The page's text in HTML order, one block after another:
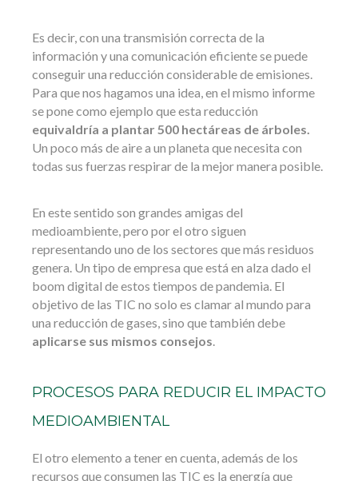
Es decir, con una transmisión correcta de la
información y una comunicación eficiente se puede
conseguir una reducción considerable de emisiones.
Para que nos hagamos una idea, en el mismo informe
se pone como ejemplo que esta reducción
equivaldría a plantar 500 hectáreas de árboles.
Un poco más de aire a un planeta que necesita con
todas sus fuerzas respirar de la mejor manera posible.
En este sentido son grandes amigas del
medioambiente, pero por el otro siguen
representando uno de los sectores que más residuos
genera. Un tipo de empresa que está en alza dado el
boom digital de estos tiempos de pandemia. El
objetivo de las TIC no solo es clamar al mundo para
una reducción de gases, sino que también debe
aplicarse sus mismos consejos.
PROCESOS PARA REDUCIR EL IMPACTO
MEDIOAMBIENTAL
El otro elemento a tener en cuenta, además de los
recursos que consumen las TIC es la energía que